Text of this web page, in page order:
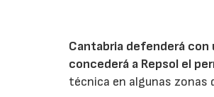
Cantabria defenderá con
concederá a Repsol el
técnica en algunas